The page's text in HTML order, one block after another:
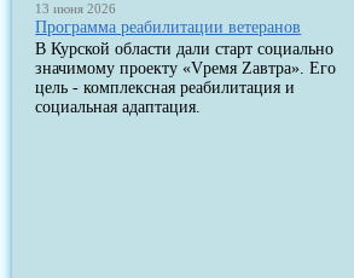
13 июня 2026
Программа реабилитации ветеранов
В Курской области дали старт социально
значимому проекту «Vремя Zавтра». Его
цель - комплексная реабилитация и
социальная адаптация.